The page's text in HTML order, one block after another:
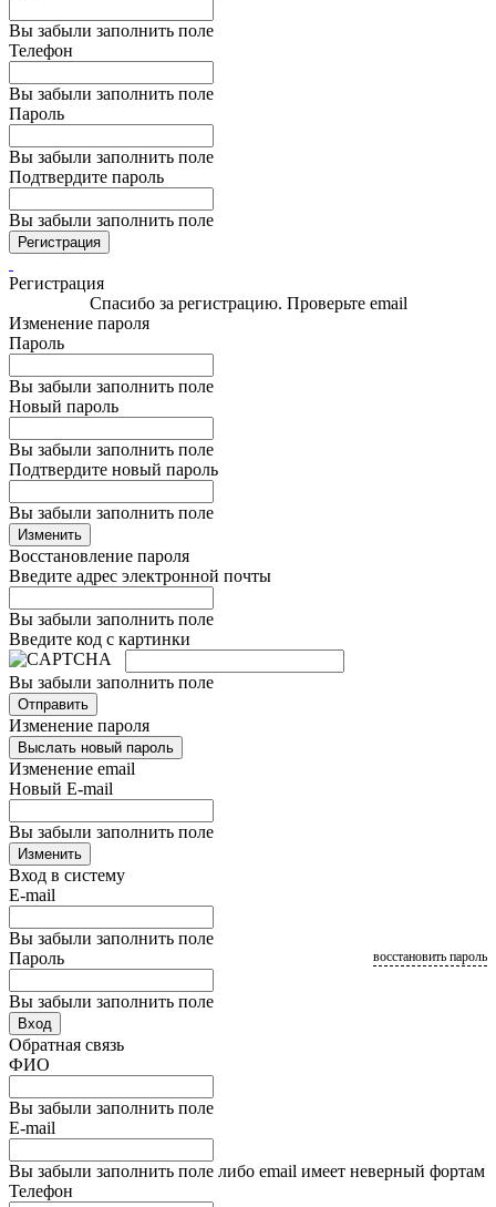
Вы забыли заполнить поле
Телефон
Вы забыли заполнить поле
Пароль
Вы забыли заполнить поле
Подтвердите пароль
Вы забыли заполнить поле
Регистрация
Регистрация
Спасибо за регистрацию. Проверьте email
Изменение пароля
Пароль
Вы забыли заполнить поле
Новый пароль
Вы забыли заполнить поле
Подтвердите новый пароль
Вы забыли заполнить поле
Изменить
Восстановление пароля
Введите адрес электронной почты
Вы забыли заполнить поле
Введите код с картинки
Вы забыли заполнить поле
Отправить
Изменение пароля
Выслать новый пароль
Изменение email
Новый E-mail
Вы забыли заполнить поле
Изменить
Вход в систему
E-mail
Вы забыли заполнить поле
Пароль
Вы забыли заполнить поле
восстановить пароль
Вход
Обратная связь
ФИО
Вы забыли заполнить поле
E-mail
Вы забыли заполнить поле либо email имеет неверный фортам
Телефон